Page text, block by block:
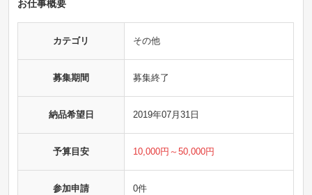
お仕事概要
カテゴリ その他
募集期間 募集終了
納品希望日 2019年07月31日
予算目安 10,000円～50,000円
参加申請 0件